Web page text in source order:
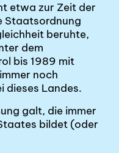
etwa zur Zeit der
Staatsordnung
beruhte,
dem
bis 1989 mit
noch
dieses Landes.
galt, die immer
bildet (oder